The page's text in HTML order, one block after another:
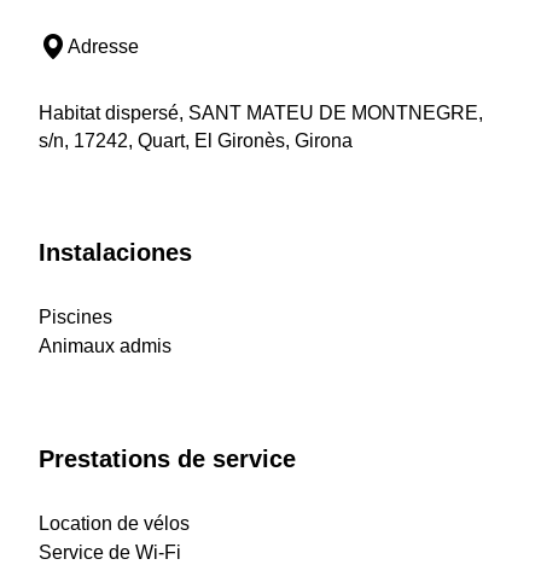
Adresse
Habitat dispersé, SANT MATEU DE MONTNEGRE,
s/n, 17242, Quart, El Gironès, Girona
Instalaciones
Piscines
Animaux admis
Prestations de service
Location de vélos
Service de Wi-Fi